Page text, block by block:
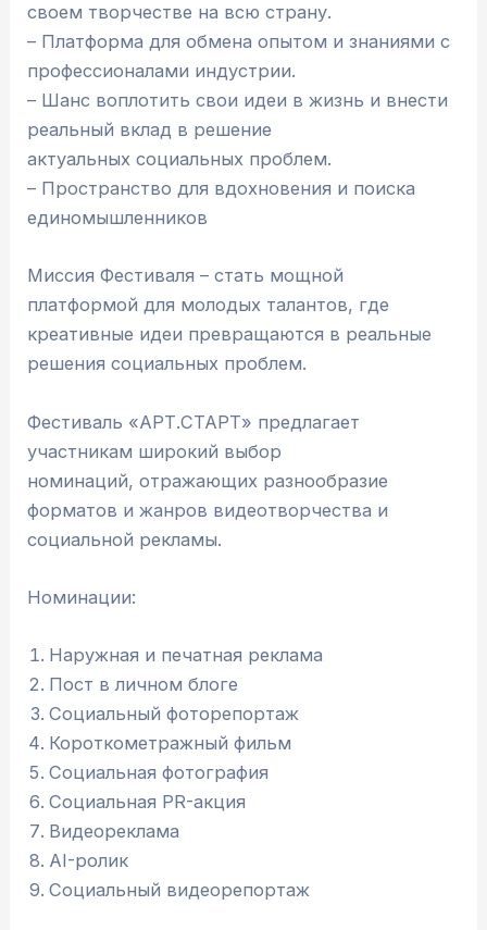
своем творчестве на всю страну.
– Платформа для обмена опытом и знаниями с
профессионалами индустрии.
– Шанс воплотить свои идеи в жизнь и внести
реальный вклад в решение
актуальных социальных проблем.
– Пространство для вдохновения и поиска
единомышленников
Миссия Фестиваля – стать мощной
платформой для молодых талантов, где
креативные идеи превращаются в реальные
решения социальных проблем.
Фестиваль «АРТ.СТАРТ» предлагает
участникам широкий выбор
номинаций, отражающих разнообразие
форматов и жанров видеотворчества и
социальной рекламы.
Номинации:
Наружная и печатная реклама
Пост в личном блоге
Социальный фоторепортаж
Короткометражный фильм
Социальная фотография
Социальная PR-акция
Видеореклама
AI-ролик
Социальный видеорепортаж